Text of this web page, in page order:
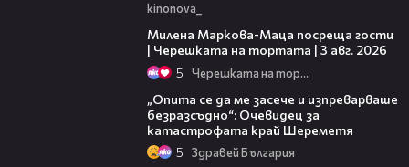
kinonova_
Милена Маркова-Маца посреща гости
| Черешката на тортата | 3 авг. 2026
5 Черешката на тортата
„Опита се да ме засече и изпреварваше
безразсъдно“: Очевидец за
катастрофата край Шереметя
5 Здравей България